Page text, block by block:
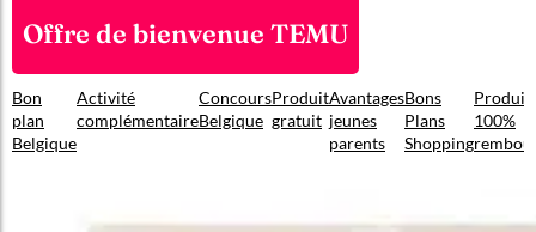
Offre de bienvenue TEMU
Bon
plan
Belgique
Activité
complémentaire
Concours
Belgique
Produit
gratuit
Avantages
jeunes
parents
Bons
Plans
Shopping
Produit
100%